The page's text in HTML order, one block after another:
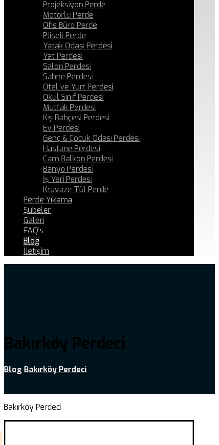
Projeksiyon Perde
Motorlu Perde
Ofis Büro Perde
Pliseli Perde
Yatak Odası Perdesi
Yat Perdesi
Salon Perdesi
Sahne Perdesi
Otel ve Yurt Perdesi
Okul Sınıf Perdesi
Mutfak Perdesi
Kış Bahçesi Perdesi
Ev Perdesi
Genç & Çocuk Odası Perdesi
Hastane Perdesi
Cam Balkon Perdesi
Banyo Perdesi
İş Yeri Perdesi
Kruvaze Tül Perde
Perde Yıkama
Şubeler
Galeri
FAQ’s
Blog
İletişim
Bakırköy Perdeci
Blog Bakırköy Perdeci
Bakırköy Perdeci